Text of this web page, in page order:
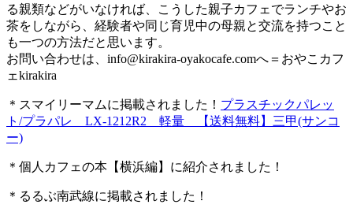
る親類などがいなければ、こうした親子カフェでランチやお
茶をしながら、経験者や同じ育児中の母親と交流を持つこと
も一つの方法だと思います。
お問い合わせは、 info@kirakira-oyakocafe.comへ＝おやこカフ
ェkirakira
＊スマイリーマムに掲載されました！ プラスチックパレッ
ト/プラパレ LX-1212R2 軽量 【送料無料】三甲(サンコ
ー)
＊個人カフェの本【横浜編】に紹介されました！
＊るるぶ南武線に掲載されました！